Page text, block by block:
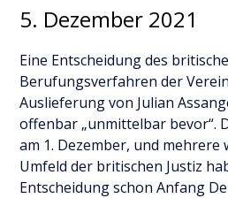
5. Dezember 2021
Eine Entscheidung des
Berufungsverfahren der
Auslieferung von Julian
offenbar „unmittelbar bevor“.
am 1. Dezember, und mehrere
Umfeld der britischen Justiz
Entscheidung schon Anfang